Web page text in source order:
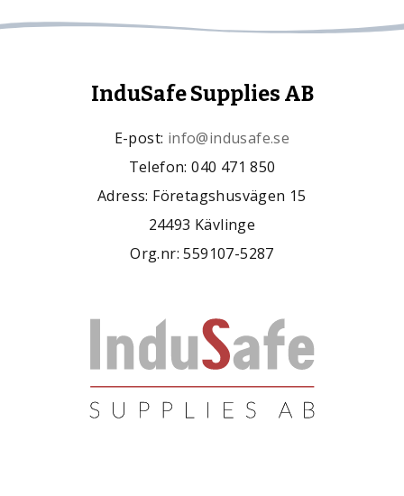
InduSafe Supplies AB
E-post: info@indusafe.se
Telefon: 040 471 850
Adress: Företagshusvägen 15
24493 Kävlinge
Org.nr: 559107-5287